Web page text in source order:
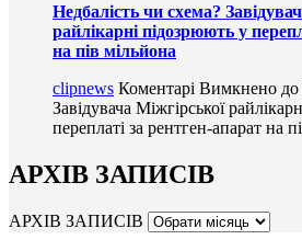
Недбалість чи схема?
райлікарні підозрюють у
на пів мільйона
clipnews Коментарі Вимкнено
Завідувача Міжгірської
переплаті за рентген-апарат на
АРХІВ ЗАПИСІВ
АРХІВ ЗАПИСІВ